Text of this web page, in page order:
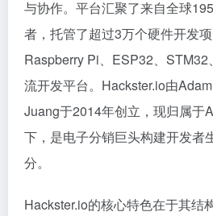
与协作。平台汇聚了来自全球
者，托管了超过3万个硬件开发项
Raspberry Pi、ESP32、
流开发平台。Hackster.io由
Juang于2014年创立，现归属于
下，是电子分销巨头构建开发者
分。
Hackster.io的核心特色在于其结